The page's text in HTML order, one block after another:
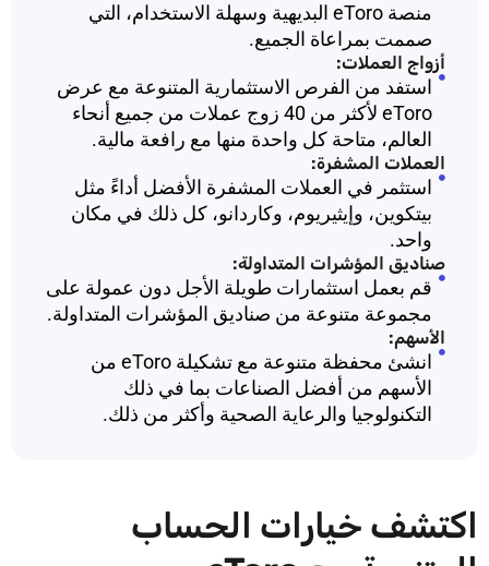
منصة eToro البديهية وسهلة الاستخدام، التي
صممت بمراعاة الجميع.
أزواج العملات:
استفد من الفرص الاستثمارية المتنوعة مع عرض
eToro لأكثر من 40 زوج عملات من جميع أنحاء
العالم، متاحة كل واحدة منها مع رافعة مالية.
العملات المشفرة:
استثمر في العملات المشفرة الأفضل أداءً مثل
بيتكوين، وإيثيريوم، وكاردانو، كل ذلك في مكان
واحد.
صناديق المؤشرات المتداولة:
قم بعمل استثمارات طويلة الأجل دون عمولة على
مجموعة متنوعة من صناديق المؤشرات المتداولة.
الأسهم:
انشئ محفظة متنوعة مع تشكيلة eToro من
الأسهم من أفضل الصناعات بما في ذلك
التكنولوجيا والرعاية الصحية وأكثر من ذلك.
اكتشف خيارات الحساب